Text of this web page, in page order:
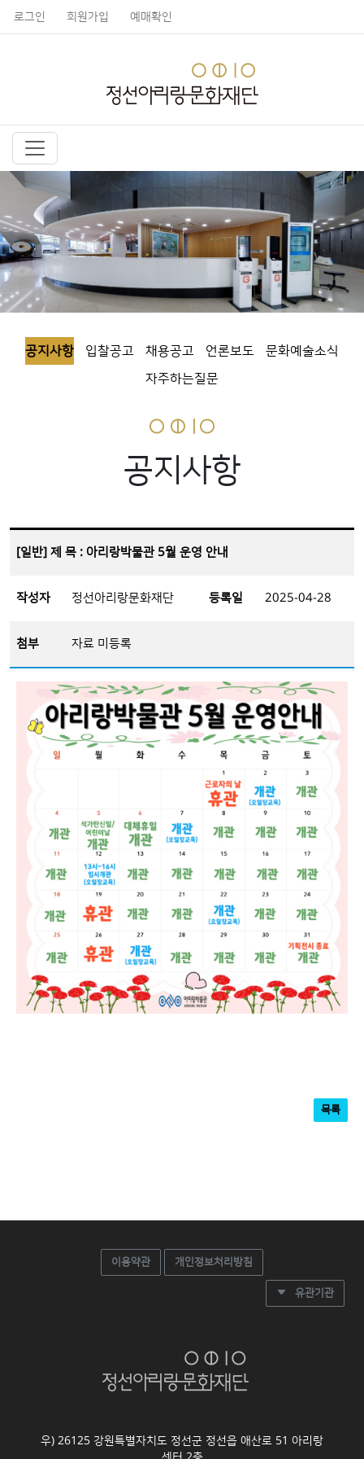
로그인 회원가입 예매확인
공지사항 입찰공고 채용공고 언론보도
문화예술소식
자주하는질문
공지사항
[일반] 제 목 : 아리랑박물관 5월 운영 안내
작성자 정선아리랑문화재단 등록일 2025-04-28
첨부 자료 미등록
목록
이용약관 개인정보처리방침
유관기관
우) 26125 강원특별자치도 정선군 정선읍 애산로 51 아리랑